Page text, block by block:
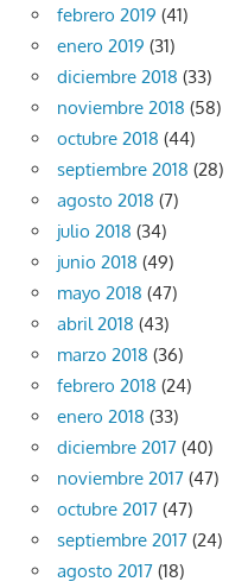
febrero 2019 (41)
enero 2019 (31)
diciembre 2018 (33)
noviembre 2018 (58)
octubre 2018 (44)
septiembre 2018 (28)
agosto 2018 (7)
julio 2018 (34)
junio 2018 (49)
mayo 2018 (47)
abril 2018 (43)
marzo 2018 (36)
febrero 2018 (24)
enero 2018 (33)
diciembre 2017 (40)
noviembre 2017 (47)
octubre 2017 (47)
septiembre 2017 (24)
agosto 2017 (18)